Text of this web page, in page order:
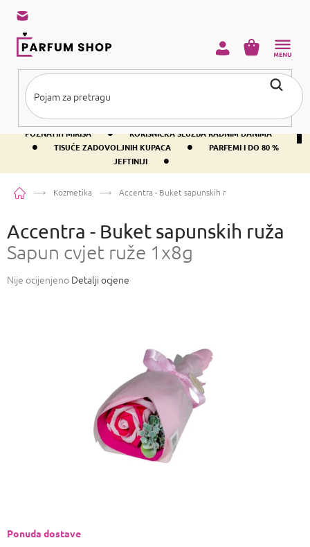
sadržaj
BESPLATNA DOSTAVA IZNAD PRIBLIŽNO 37 € •
400+ SVJETSKI
POZNATIH MIRISA
• KORISNIČKA SLUŽBA RADNIM DANIMA
• TISUĆE ZADOVOLJNIH KUPACA •
PARFEMI I DO 80 %
JEFTINIJI
•
KOŠARICA
PočetnaKozmetika Accentra - Buket sapunskih ruža
Accentra - Buket sapunskih ruža
Sapun cvjet ruže 1x8g
Prosječna
Nije ocijenjeno Detalji ocjene
Ponuda dostave